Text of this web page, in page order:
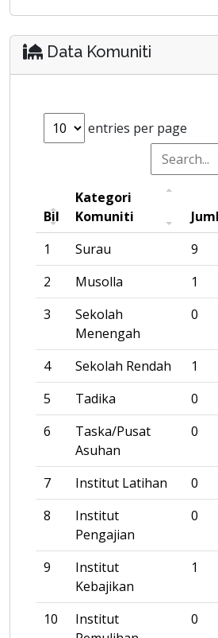
Data Komuniti
entries per page
Bil
Kategori
Komuniti
1
Surau
9
2
Musolla
1
3
Sekolah
Menengah
0
4 Sekolah Rendah
1
5
Tadika
0
6
Taska/Pusat
Asuhan
0
7 Institut Latihan
0
8
Institut
Pengajian
0
9
Institut
Kebajikan
1
10
Institut
0